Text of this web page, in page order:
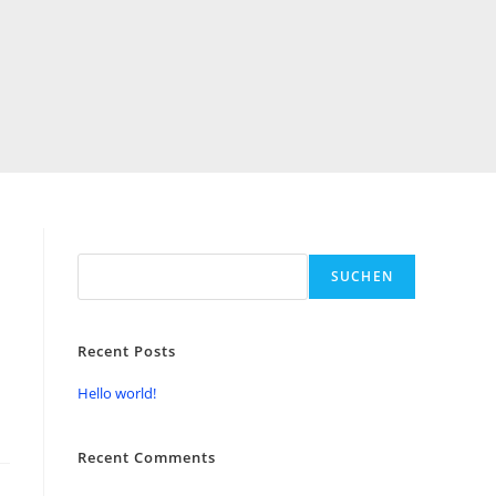
SUCHEN
Recent Posts
Hello world!
Recent Comments